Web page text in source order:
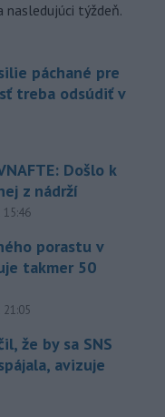
nasledujúci týždeň.
páchané pre
treba odsúdiť v
Došlo k
z nádrží
15:46
porastu v
takmer 50
21:05
že by sa SNS
avizuje